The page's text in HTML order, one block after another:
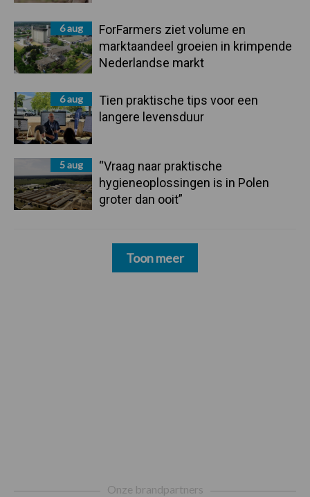
6 aug
ForFarmers ziet volume en
marktaandeel groeien in krimpende
Nederlandse markt
6 aug
Tien praktische tips voor een
langere levensduur
5 aug
“Vraag naar praktische
hygieneoplossingen is in Polen
groter dan ooit”
Toon meer
Onze brandpartners